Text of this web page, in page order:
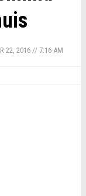
22, 2016 // 7:16 AM